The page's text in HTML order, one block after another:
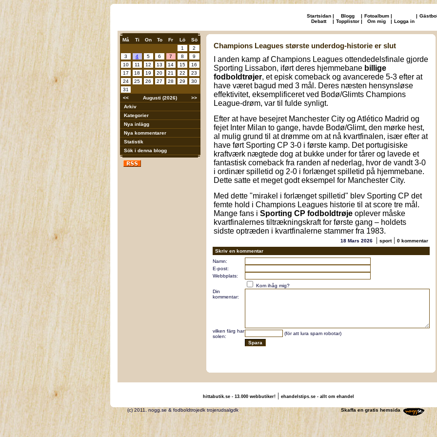
Startsidan | Blogg | Fotoalbum | |
Debatt
| Topplistor | Om mig | Logga in
Må Ti On To Fr Lö
Sö
1
2
3
4 5 6 7 8
9
10
11 12 13 14 15
16
17
18 19 20 21 22
23
24
25 26 27 28 29
30
31
<<
Augusti (2026)
>>
Arkiv
Kategorier
Nya inlägg
Nya kommentarer
Statistik
Sök i denna blogg
Champions Leagues største underdog-historie er slut
I anden kamp af Champions Leagues ottendedelsfinale gjorde
Sporting Lissabon, iført deres hjemmebane billige
fodboldtrøjer, et episk comeback og avancerede 5-3 efter at
have været bagud med 3 mål. Deres næsten hensynsløse
effektivitet, eksemplificeret ved Bodø/Glimts Champions
League-drøm, var til fulde synligt.
Efter at have besejret Manchester City og Atlético Madrid og
fejet Inter Milan to gange, havde Bodø/Glimt, den mørke hest,
al mulig grund til at drømme om at nå kvartfinalen, især efter at
have ført Sporting CP 3-0 i første kamp. Det portugisiske
kraftværk nægtede dog at bukke under for tårer og lavede et
fantastisk comeback fra randen af nederlag, hvor de vandt 3-0
i ordinær spilletid og 2-0 i forlænget spilletid på hjemmebane.
Dette satte et meget godt eksempel for Manchester City.
Med dette "mirakel i forlænget spilletid" blev Sporting CP det
femte hold i Champions Leagues historie til at score tre mål.
Mange fans i Sporting CP fodboldtrøje oplever måske
kvartfinalernes tiltrækningskraft for første gang – holdets
sidste optræden i kvartfinalerne stammer fra 1983.
18 Mars 2026 | sport| 0 kommentar
Skriv en kommentar
Namn:
E-post:
Webbplats:
Kom ihåg mig?
Din
kommentar:
vilken färg har
solen:
(för att lura spam robotar)
hittabutik.se - 13.000 webbutiker!| ehandelstips.se - allt om ehandel
(c) 2011, nogg.se & fodboldtrojedk trojerudsalgdk Skaffa en gratis hemsida